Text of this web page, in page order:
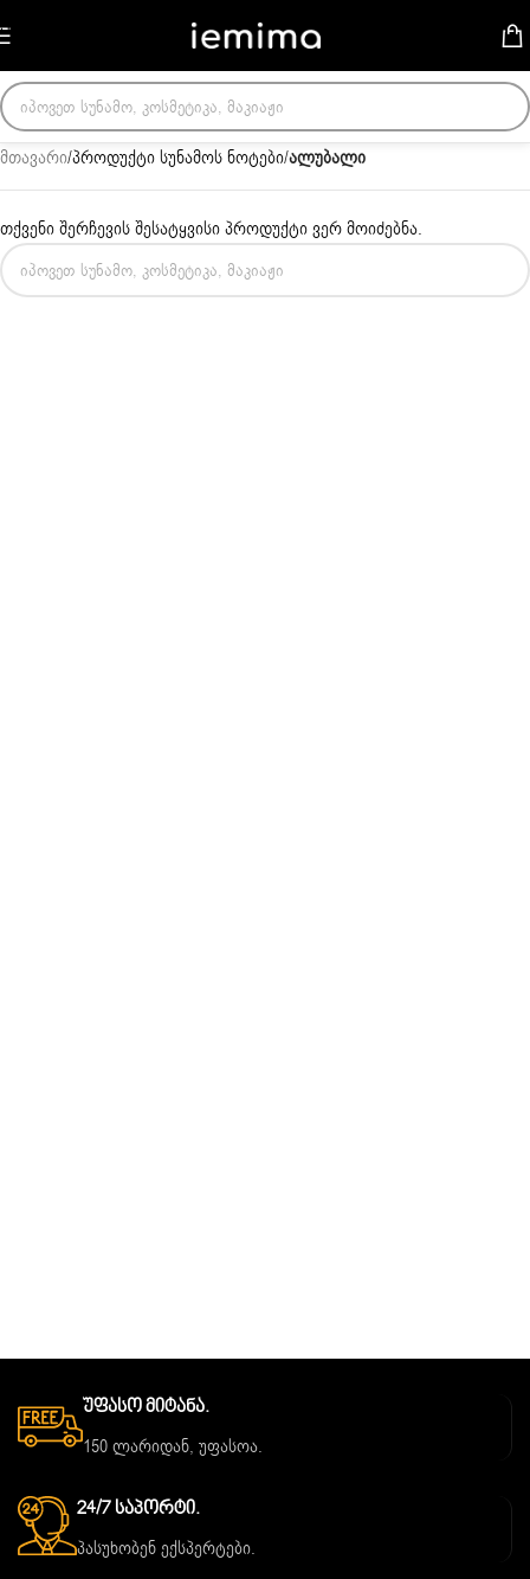
Skip to navigation
მთავარი/პროდუქტი სუნამოს ნოტები/ალუბალი
თქვენი შერჩევის შესატყვისი პროდუქტი ვერ მოიძებნა.
Უფასო Მიტანა.
150 ლარიდან, უფასოა.
24/7 Საპორტი.
პასუხობენ ექსპერტები.